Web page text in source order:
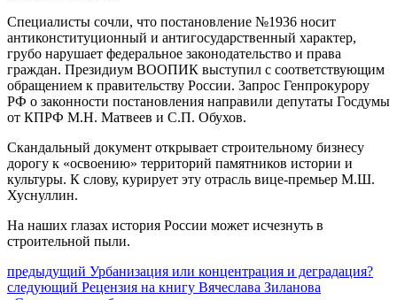
Специалисты сочли, что постановление №1936 носит
антиконституционный и антигосударственный характер,
грубо нарушает федеральное законодательство и права
граждан. Президиум ВООПИК выступил с соответствующим
обращением к правительству России. Запрос Генпрокурору
РФ о законности постановления направили депутаты Госдумы
от КПРФ М.Н. Матвеев и С.П. Обухов.
Скандальный документ открывает строительному бизнесу
дорогу к «освоению» территорий памятников истории и
культуры. К слову, курирует эту отрасль вице-премьер М.Ш.
Хуснуллин.
На наших глазах история России может исчезнуть в
строительной пыли.
Навигация
предыдущий Предыдущий
пост:
Урбанизация или концентрация и деградация?
следующий Следующее
Рецензия на книгу Вячеслава Зиланова